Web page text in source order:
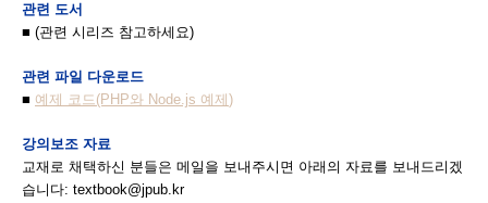
관련 도서
■ (관련 시리즈 참고하세요)
관련 파일 다운로드
■ 예제 코드(PHP와 Node.js 예제 )
강의보조 자료
교재로 채택하신 분들은 메일을 보내주시면 아래의 자료를 보내드리겠
습니다: textbook@jpub.kr